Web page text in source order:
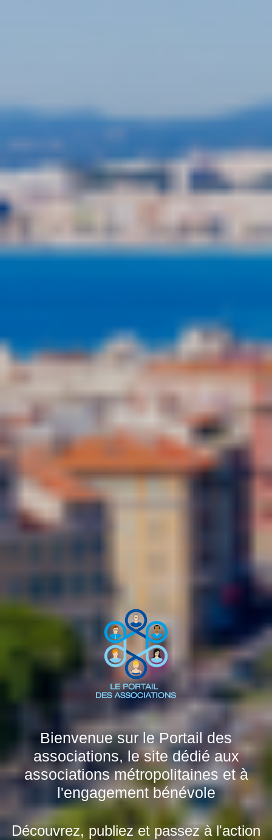
Bienvenue sur le Portail des
associations, le site dédié aux
associations métropolitaines et à
l'engagement bénévole
Découvrez, publiez et passez à l'action